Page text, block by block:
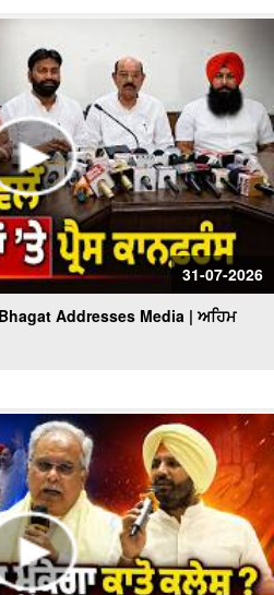
31-07-2026
Addresses Media | ਅਹਿਮ